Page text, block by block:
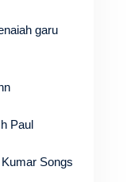
garu
Paul
Songs